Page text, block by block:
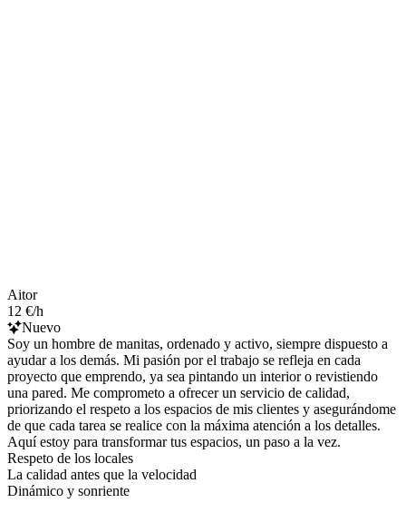
Aitor
12 €/h
Nuevo
Soy un hombre de manitas, ordenado y activo, siempre dispuesto a
ayudar a los demás. Mi pasión por el trabajo se refleja en cada
proyecto que emprendo, ya sea pintando un interior o revistiendo
una pared. Me comprometo a ofrecer un servicio de calidad,
priorizando el respeto a los espacios de mis clientes y asegurándome
de que cada tarea se realice con la máxima atención a los detalles.
Aquí estoy para transformar tus espacios, un paso a la vez.
Respeto de los locales
La calidad antes que la velocidad
Dinámico y sonriente